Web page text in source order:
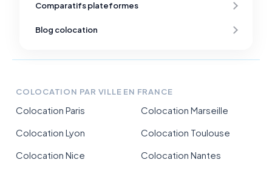
Comparatifs plateformes
Blog colocation
COLOCATION PAR VILLE EN FRANCE
Colocation Paris
Colocation Marseille
Colocation Lyon
Colocation Toulouse
Colocation Nice
Colocation Nantes